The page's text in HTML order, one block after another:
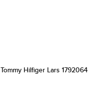
Tommy Hilfiger Lars 1792064